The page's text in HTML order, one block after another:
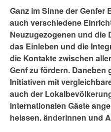
Ganz im Sinne der Genfer
auch verschiedene
Neuzugezogenen und die
das Einleben und die
die Kontakte zwischen
Genf zu fördern. Daneben
Initiativen mit
auch der
internationalen Gäste
heissen.änderinnen und